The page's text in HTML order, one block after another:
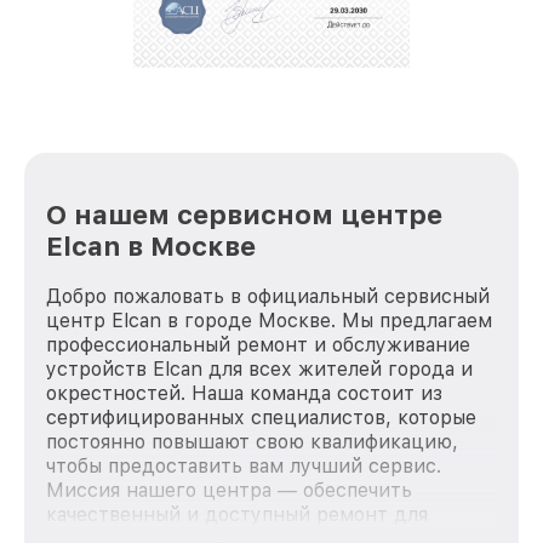
стараемся каждый день делать наш сервис еще
О нашем сервисном центре
Elcan в Москве
Добро пожаловать в официальный сервисный
центр Elcan в городе Москве. Мы предлагаем
профессиональный ремонт и обслуживание
устройств Elcan для всех жителей города и
окрестностей. Наша команда состоит из
сертифицированных специалистов, которые
постоянно повышают свою квалификацию,
чтобы предоставить вам лучший сервис.
Миссия нашего центра — обеспечить
качественный и доступный ремонт для
каждого пользователя продукции Elcan, вне